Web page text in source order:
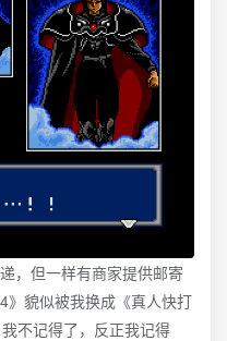
但一样有商家提供邮寄
》貌似被我换成《真人快打
不记得了，反正我记得